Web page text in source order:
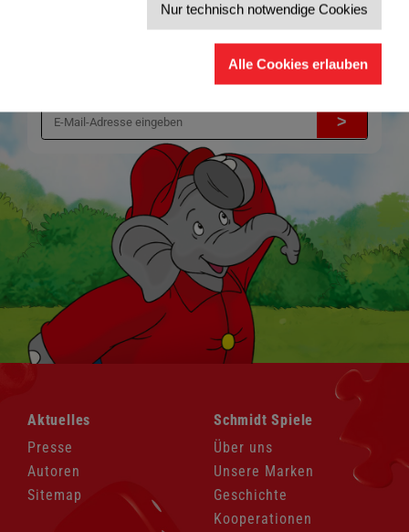
Nur technisch notwendige Cookies
Alle Cookies erlauben
Informationen zu Veranstaltungen und Aktionen
Service-Informationen, z.B. zur Ersatzteilversorgung
>
überspringen
Aktuelles
Presse
Autoren
Sitemap
Navigation
überspringen
Schmidt Spiele
Über uns
Unsere Marken
Geschichte
Kooperationen